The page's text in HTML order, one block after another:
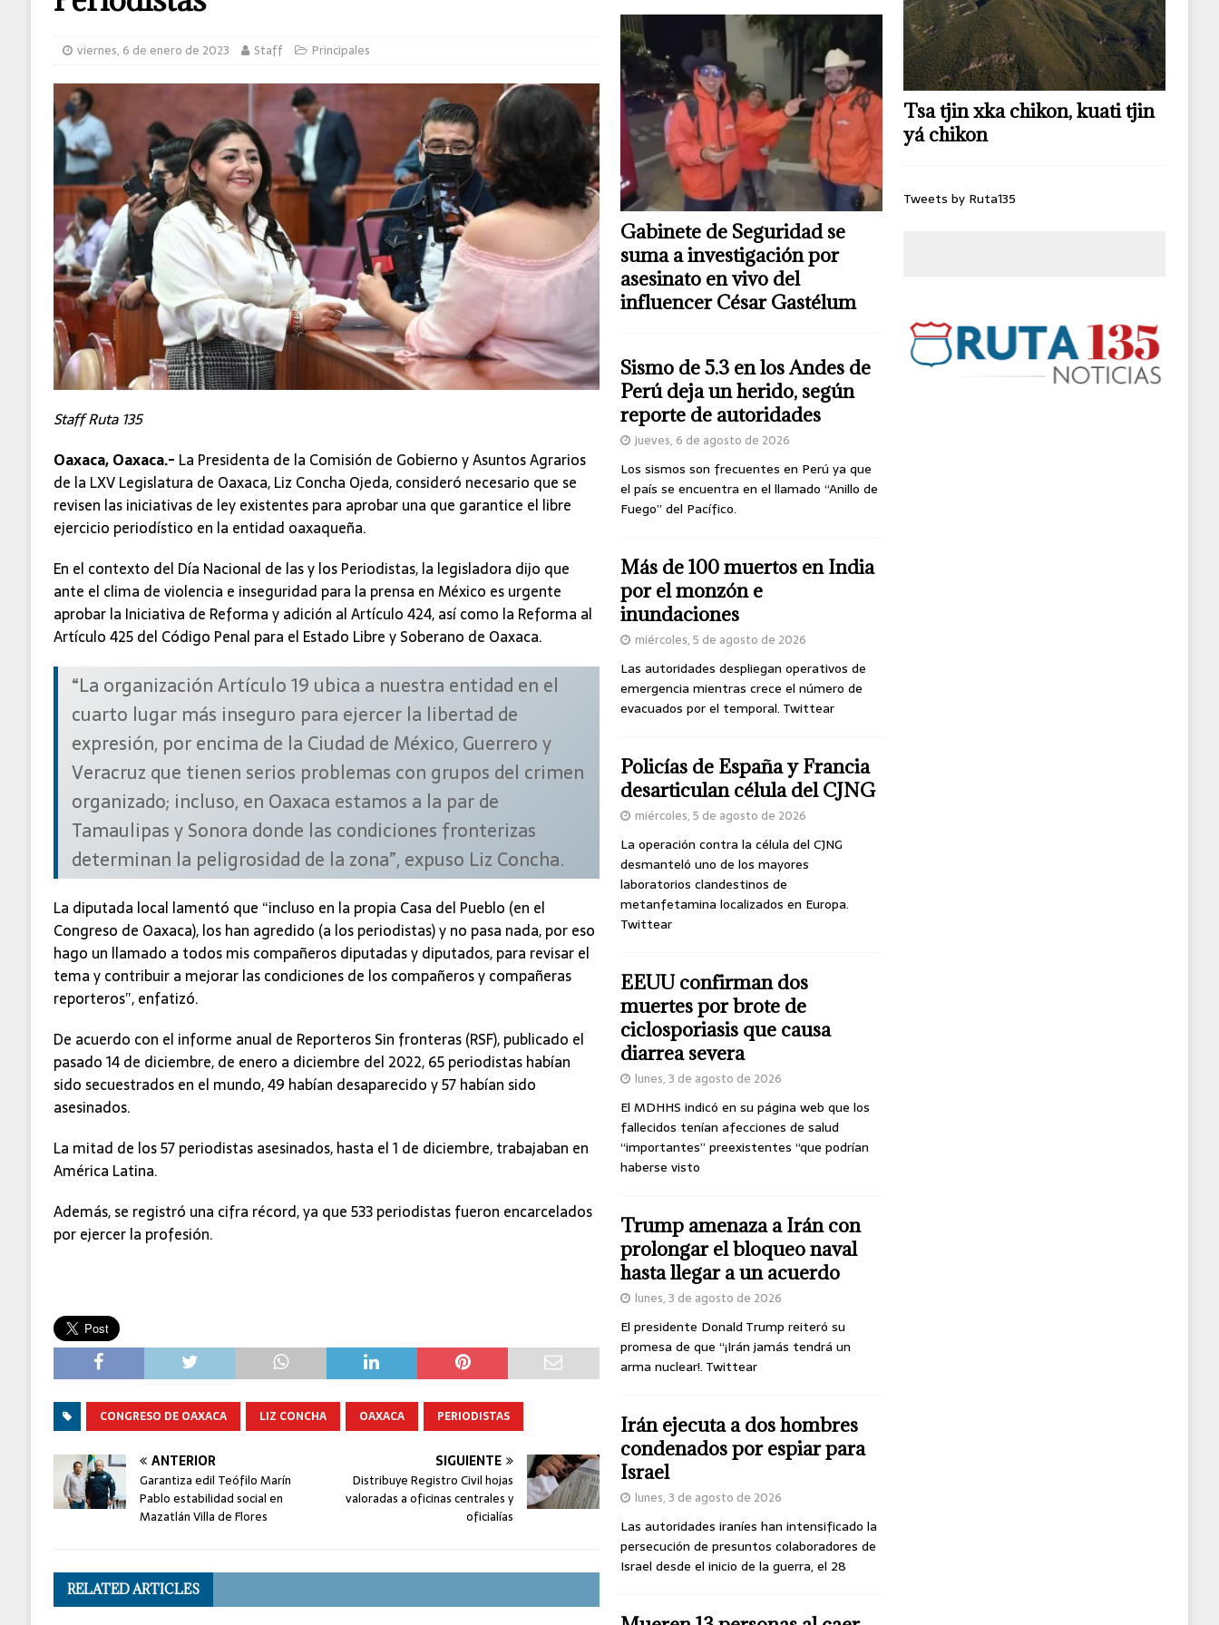
MUNDO
viernes, 6 de enero de 2023 Staff Principales
Staff Ruta 135
Oaxaca, Oaxaca.- La Presidenta de la Comisión de Gobierno y Asuntos Agrarios
de la LXV Legislatura de Oaxaca, Liz Concha Ojeda, consideró necesario que se
revisen las iniciativas de ley existentes para aprobar una que garantice el libre
ejercicio periodístico en la entidad oaxaqueña.
En el contexto del Día Nacional de las y los Periodistas, la legisladora dijo que
ante el clima de violencia e inseguridad para la prensa en México es urgente
aprobar la Iniciativa de Reforma y adición al Artículo 424, así como la Reforma al
Artículo 425 del Código Penal para el Estado Libre y Soberano de Oaxaca.
“La organización Artículo 19 ubica a nuestra entidad en el
cuarto lugar más inseguro para ejercer la libertad de
expresión, por encima de la Ciudad de México, Guerrero y
Veracruz que tienen serios problemas con grupos del crimen
organizado; incluso, en Oaxaca estamos a la par de
Tamaulipas y Sonora donde las condiciones fronterizas
determinan la peligrosidad de la zona”, expuso Liz Concha.
La diputada local lamentó que “incluso en la propia Casa del Pueblo (en el
Congreso de Oaxaca), los han agredido (a los periodistas) y no pasa nada, por eso
hago un llamado a todos mis compañeros diputadas y diputados, para revisar el
tema y contribuir a mejorar las condiciones de los compañeros y compañeras
reporteros”, enfatizó.
De acuerdo con el informe anual de Reporteros Sin fronteras (RSF), publicado el
pasado 14 de diciembre, de enero a diciembre del 2022, 65 periodistas habían
sido secuestrados en el mundo, 49 habían desaparecido y 57 habían sido
asesinados.
La mitad de los 57 periodistas asesinados, hasta el 1 de diciembre, trabajaban en
América Latina.
Además, se registró una cifra récord, ya que 533 periodistas fueron encarcelados
por ejercer la profesión.
CONGRESO DE OAXACA LIZ CONCHA OAXACA PERIODISTAS
ANTERIOR
Garantiza edil Teófilo Marín
Pablo estabilidad social en
Mazatlán Villa de Flores
SIGUIENTE
Distribuye Registro Civil hojas
valoradas a oficinas centrales y
oficialías
RELATED ARTICLES
Gabinete de Seguridad se
suma a investigación por
asesinato en vivo del
influencer César Gastélum
Sismo de 5.3 en los Andes de
Perú deja un herido, según
reporte de autoridades
jueves, 6 de agosto de 2026
Los sismos son frecuentes en Perú ya que
el país se encuentra en el llamado “Anillo de
Fuego” del Pacífico.
Más de 100 muertos en India
por el monzón e
inundaciones
miércoles, 5 de agosto de 2026
Las autoridades despliegan operativos de
emergencia mientras crece el número de
evacuados por el temporal. Twittear
Policías de España y Francia
desarticulan célula del CJNG
miércoles, 5 de agosto de 2026
La operación contra la célula del CJNG
desmanteló uno de los mayores
laboratorios clandestinos de
metanfetamina localizados en Europa.
Twittear
EEUU confirman dos
muertes por brote de
ciclosporiasis que causa
diarrea severa
lunes, 3 de agosto de 2026
El MDHHS indicó en su página web que los
fallecidos tenían afecciones de salud
“importantes” preexistentes “que podrían
haberse visto
Trump amenaza a Irán con
prolongar el bloqueo naval
hasta llegar a un acuerdo
lunes, 3 de agosto de 2026
El presidente Donald Trump reiteró su
promesa de que “¡Irán jamás tendrá un
arma nuclear!. Twittear
Irán ejecuta a dos hombres
condenados por espiar para
Israel
lunes, 3 de agosto de 2026
Las autoridades iraníes han intensificado la
persecución de presuntos colaboradores de
Israel desde el inicio de la guerra, el 28
Tsa tjin xka chikon, kuati tjin
yá chikon
Tweets by Ruta135